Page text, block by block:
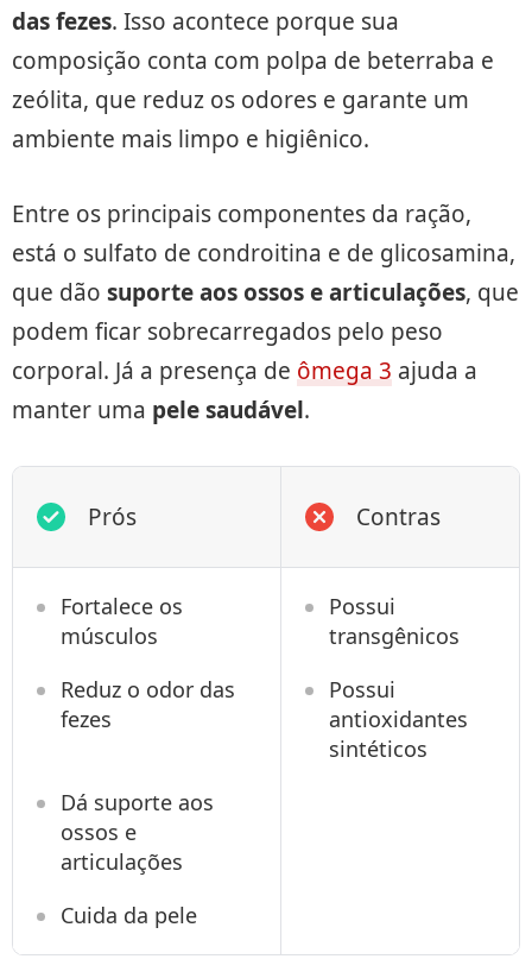
das fezes. Isso acontece porque sua
composição conta com polpa de beterraba e
zeólita, que reduz os odores e garante um
ambiente mais limpo e higiênico.
Entre os principais componentes da ração,
está o sulfato de condroitina e de glicosamina,
que dão suporte aos ossos e articulações, que
podem ficar sobrecarregados pelo peso
corporal. Já a presença de ômega 3 ajuda a
manter uma pele saudável.
Prós Contras
Fortalece os
músculos
Possui
transgênicos
Reduz o odor das
fezes
Possui
antioxidantes
sintéticos
Dá suporte aos
ossos e
articulações
Cuida da pele